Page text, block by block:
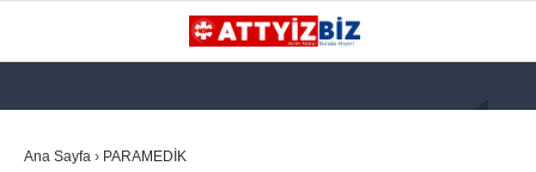
Ana Sayfa › PARAMEDİK